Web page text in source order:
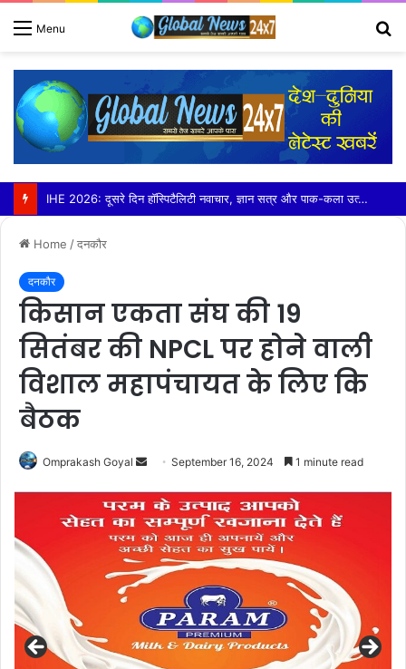
Menu
बड़ौत में हिंदू युवा वाहिनी ने लगाया निशुल्क कावड़ चिकित्सा शिविर
Home /दनकौर
दनकौर
किसान एकता संघ की 19
सितंबर की NPCL पर होने वाली
विशाल महापंचायत के लिए कि
बैठक
Omprakash Goyal
Send
email
September 16, 2024 1 minute read